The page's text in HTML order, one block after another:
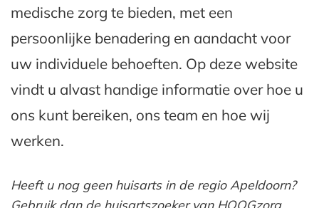
medische zorg te bieden, met een
persoonlijke benadering en aandacht voor
uw individuele behoeften. Op deze website
vindt u alvast handige informatie over hoe u
ons kunt bereiken, ons team en hoe wij
werken.
Heeft u nog geen huisarts in de regio Apeldoorn?
Gebruik dan de huisartszoeker van HOOGzorg